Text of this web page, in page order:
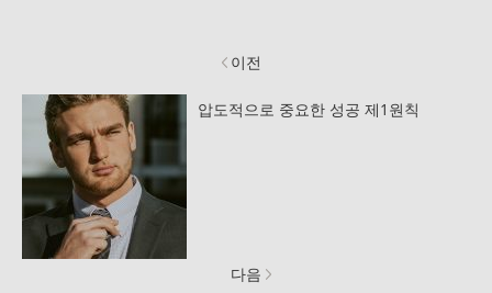
이전
압도적으로 중요한 성공 제1원칙
다음